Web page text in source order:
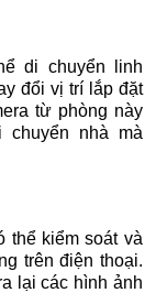
di chuyển linh
đổi vị trí lắp đặt
từ phòng này
chuyển nhà mà
thể kiểm soát và
trên điện thoại.
lại các hình ảnh